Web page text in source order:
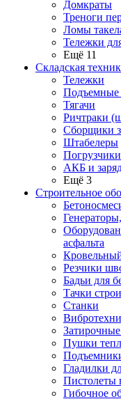
Домкраты
Треноги
Ломы
Тележки
Ещё 11
Складская
Тележки
Подъемные
Тягачи
Ричтраки
Сборщики
Штабелеры
Погрузчики
АКБ и
Ещё 3
Строительное
асфальта
Резчики
Бадьи для
Тачки
Станки
Пушки
Гладилки
Пистолеты
Гибочное